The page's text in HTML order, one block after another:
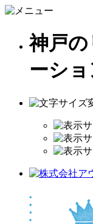
神戸
ーシ